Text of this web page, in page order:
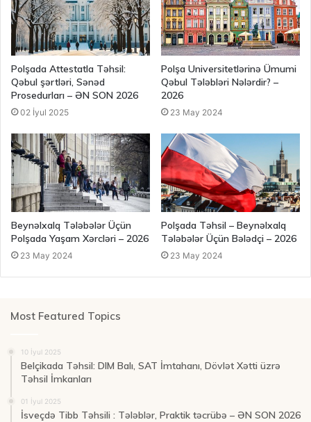
Polşada Attestatla Təhsil:
Qəbul şərtləri, Sənəd
Prosedurları – ƏN SON 2026
02 İyul 2025
Polşa Universitetlərinə Ümumi
Qəbul Tələbləri Nələrdir? –
2026
23 May 2024
Beynəlxalq Tələbələr Üçün
Polşada Yaşam Xərcləri – 2026
23 May 2024
Polşada Təhsil – Beynəlxalq
Tələbələr Üçün Bələdçi – 2026
23 May 2024
Most Featured Topics
10 İyul 2025
Belçikada Təhsil: DIM Balı, SAT İmtahanı, Dövlət Xətti üzrə
Təhsil İmkanları
01 İyul 2025
İsveçdə Tibb Təhsili : Tələblər, Praktik təcrübə – ƏN SON 2026